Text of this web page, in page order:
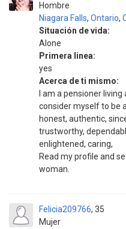
Hombre
Niagara Falls, Ontario,
Situación de vida:
Alone
Primera linea:
yes
Acerca de ti mismo:
I am a pensioner
consider myself to be
honest, authentic,
trustworthy,
enlightened, caring,
Read my profile and
woman.
Felicia209766
Mujer
35